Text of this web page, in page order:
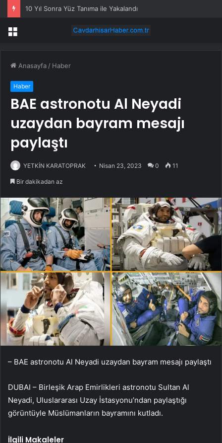
10 Yıl Sonra Yüz Tanıma ile Yakalandı
Menü
Anasayfa / Haber
Haber
BAE astronotu Al Neyadi
uzaydan bayram mesajı
paylaştı
YETKİN KARATOPRAK Nisan 23, 2023 0 11
Bir dakikadan az
– BAE astronotu Al Neyadi uzaydan bayram mesajı paylaştı
DUBAI – Birleşik Arap Emirlikleri astronotu Sultan Al
Neyadi, Uluslararası Uzay İstasyonu’ndan paylaştığı
görüntüyle Müslümanların bayramını kutladı.
İlgili Makaleler